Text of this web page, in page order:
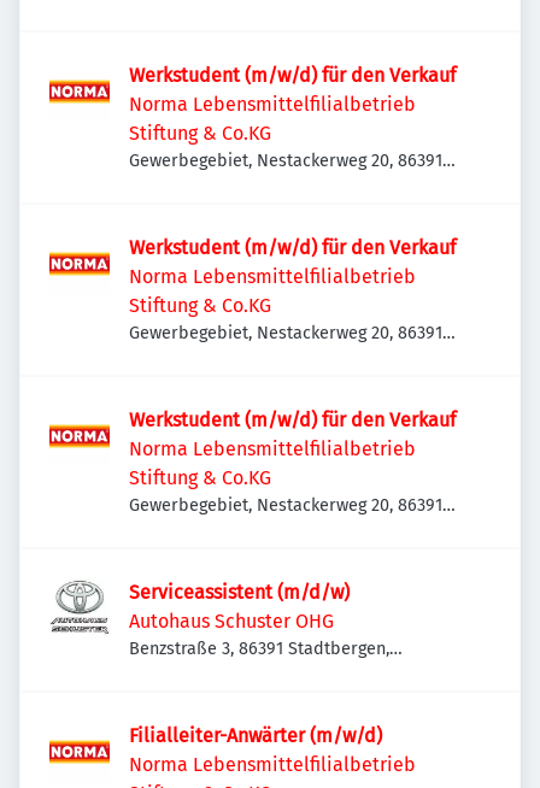
Werkstudent (m/w/d) für den Verkauf
Norma Lebensmittelfilialbetrieb
Stiftung & Co.KG
Gewerbegebiet, Nestackerweg 20, 86391
Werkstudent (m/w/d) für den Verkauf
Norma Lebensmittelfilialbetrieb
Stiftung & Co.KG
Gewerbegebiet, Nestackerweg 20, 86391
Werkstudent (m/w/d) für den Verkauf
Norma Lebensmittelfilialbetrieb
Stiftung & Co.KG
Gewerbegebiet, Nestackerweg 20, 86391
Serviceassistent (m/d/w)
Autohaus Schuster OHG
Benzstraße 3, 86391 Stadtbergen,
Filialleiter-Anwärter (m/w/d)
Norma Lebensmittelfilialbetrieb